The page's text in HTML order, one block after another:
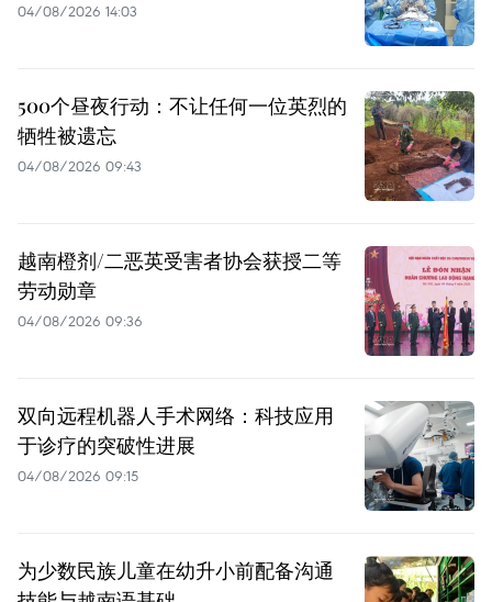
04/08/2026 14:03
500个昼夜行动：不让任何一位英烈的
牺牲被遗忘
04/08/2026 09:43
越南橙剂/二恶英受害者协会获授二等
劳动勋章
04/08/2026 09:36
双向远程机器人手术网络：科技应用
于诊疗的突破性进展
04/08/2026 09:15
为少数民族儿童在幼升小前配备沟通